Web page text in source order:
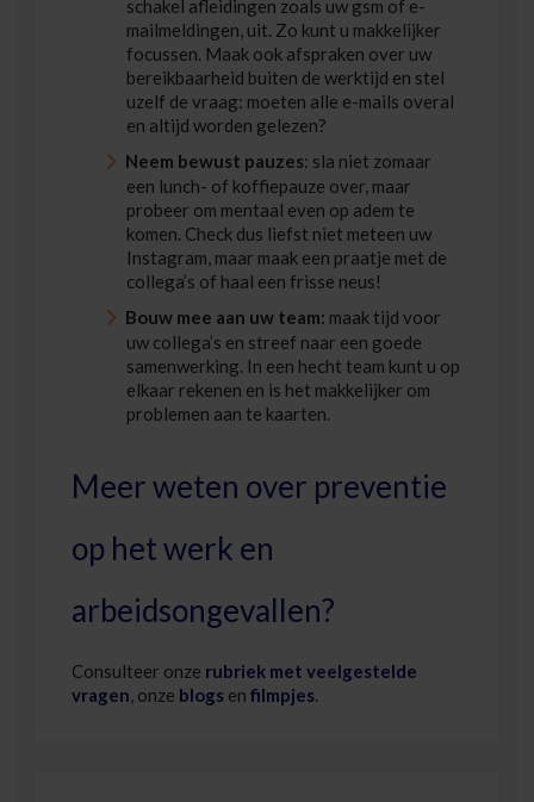
schakel afleidingen zoals uw gsm of e-
mailmeldingen, uit. Zo kunt u makkelijker
focussen. Maak ook afspraken over uw
bereikbaarheid buiten de werktijd en stel
uzelf de vraag: moeten alle e-mails overal
en altijd worden gelezen?
Neem bewust pauzes: sla niet zomaar
een lunch- of koffiepauze over, maar
probeer om mentaal even op adem te
komen. Check dus liefst niet meteen uw
Instagram, maar maak een praatje met de
collega’s of haal een frisse neus!
Bouw mee aan uw team: maak tijd voor
uw collega’s en streef naar een goede
samenwerking. In een hecht team kunt u op
elkaar rekenen en is het makkelijker om
problemen aan te kaarten.
Meer weten over preventie
op het werk en
arbeidsongevallen?
Consulteer onze rubriek met veelgestelde
vragen, onze blogs en filmpjes.